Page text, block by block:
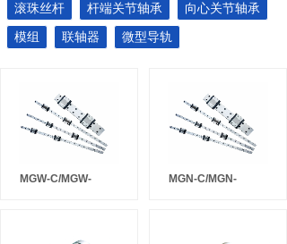
滚珠丝杆
杆端关节轴承
向心关节轴承
模组
联轴器 微型导轨
MGW-C/MGW- MGN-C/MGN-